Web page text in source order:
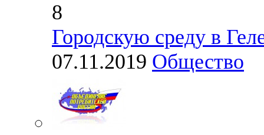
8
Городскую среду в
07.11.2019 Общество